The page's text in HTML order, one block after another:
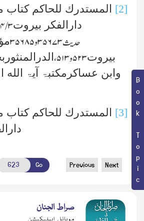
Book Topic
[2] المستدرك للحاکم کتاب
دارالفکر بیروت۳/ ۶۴و۸۷،
حدیث۳۵۶۷۳و۳۵۶۸۵
بیروت۵۲۳و۵۱۳،
وابن عساکرمکتبۃ آیۃ
[3] المستدرك للحاکم کتاب
Go Previous Next
صراط الجنان
موبائل ایپلیکیشن